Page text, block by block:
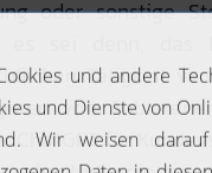
oder sonstige
es sei denn, das
Tätigkeit
vom Anbieter
ChatGPT für